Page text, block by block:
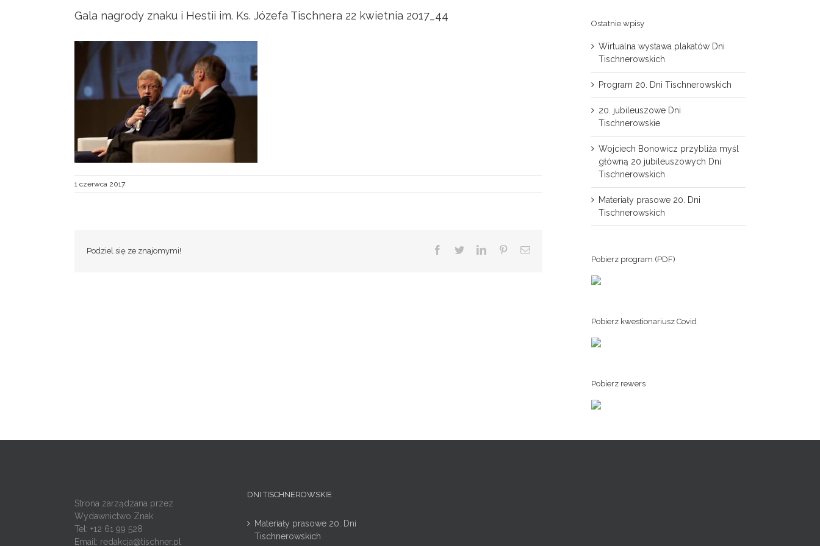
Gala nagrody znaku i Hestii im. Ks. Józefa Tischnera 22 kwietnia 2017_44
1 czerwca 2017
Podziel się ze znajomymi! Facebook
TwitterLinkedInPinterestEmail
Ostatnie wpisy
Wirtualna wystawa plakatów Dni
Tischnerowskich
Program 20. Dni Tischnerowskich
20. jubileuszowe Dni
Tischnerowskie
Wojciech Bonowicz przybliża myśl
główną 20 jubileuszowych Dni
Tischnerowskich
Materiały prasowe 20. Dni
Tischnerowskich
Pobierz program (PDF)
Pobierz kwestionariusz Covid
Pobierz rewers
Strona zarządzana przez
Wydawnictwo Znak
Tel: +12 61 99 528
Email: redakcja@tischner.pl
DNI TISCHNEROWSKIE
Materiały prasowe 20. Dni
Tischnerowskich